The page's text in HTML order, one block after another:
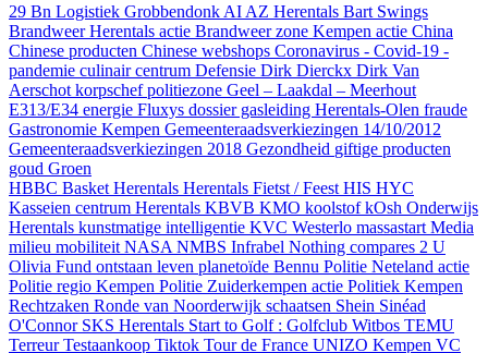
29 Bn Logistiek Grobbendonk AI AZ Herentals Bart Swings
Brandweer Herentals actie Brandweer zone Kempen actie China
Chinese producten Chinese webshops Coronavirus - Covid-19 -
pandemie culinair centrum Defensie Dirk Dierckx Dirk Van
Aerschot korpschef politiezone Geel – Laakdal – Meerhout
E313/E34 energie Fluxys dossier gasleiding Herentals-Olen fraude
Gastronomie Kempen Gemeenteraadsverkiezingen 14/10/2012
Gemeenteraadsverkiezingen 2018 Gezondheid giftige producten
goud Groen
HBBC Basket Herentals Herentals Fietst / Feest HIS HYC
Kasseien centrum Herentals KBVB KMO koolstofkOsh Onderwijs
Herentals kunstmatige intelligentie KVC Westerlo massastart Media
milieu mobiliteit NASA NMBS Infrabel Nothing compares 2 U
Olivia Fund ontstaan leven planetoïde Bennu Politie Neteland actie
Politie regio Kempen Politie Zuiderkempen actie Politiek Kempen
Rechtzaken Ronde van Noorderwijk schaatsen Shein Sinéad
O'Connor SKS Herentals Start to Golf : Golfclub Witbos TEMU
TerreurTestaankoop Tiktok Tour de France UNIZO Kempen VC